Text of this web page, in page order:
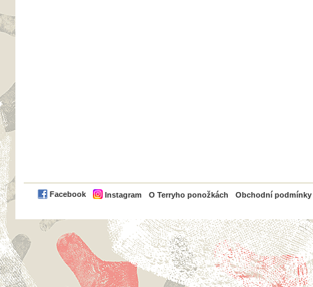
Facebook Instagram O Terryho ponožkách Obchodní podmínky
PayPal